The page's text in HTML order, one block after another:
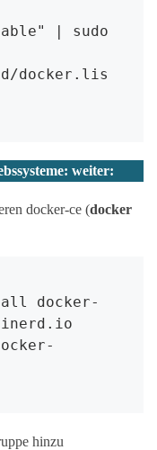
docker.lis
weiter:
docker-ce (docker
docker-
hinzu